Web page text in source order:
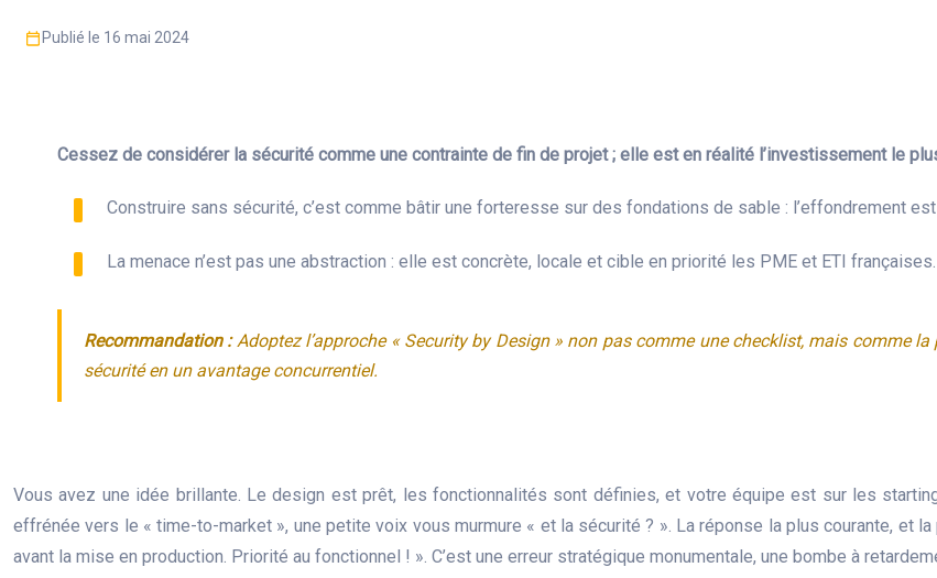
Publié le 16 mai 2024
Cessez de considérer la sécurité comme une contrainte de fin de projet ; elle est en réalité l’investissement le
Construire sans sécurité, c’est comme bâtir une forteresse sur des fondations de sable : l’effondrement
La menace n’est pas une abstraction : elle est concrète, locale et cible en priorité les PME et ETI françaises.
Recommandation :Adoptez l’approche « Security by Design » non pas comme une checklist, mais comme
sécurité en un avantage concurrentiel.
Vous avez une idée brillante. Le design est prêt, les fonctionnalités sont définies, et votre équipe est sur les
effrénée vers le « time-to-market », une petite voix vous murmure « et la sécurité ? ». La réponse la plus courante, et
avant la mise en production. Priorité au fonctionnel ! ». C’est une erreur stratégique monumentale, une bombe à